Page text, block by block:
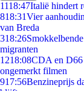
1118:47Italië hindert
818:31Vier
van Breda
318:26
migranten
1218:08CDA en D66
ongemerkt filmen
917:56Benzineprijs